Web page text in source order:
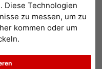
Diese Technologien
zu messen, um zu
kommen oder um